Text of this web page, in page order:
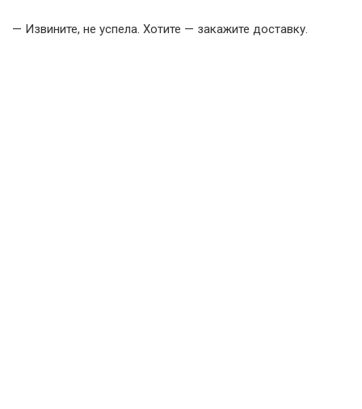
— Извините, не успела. Хотите — закажите доставку.